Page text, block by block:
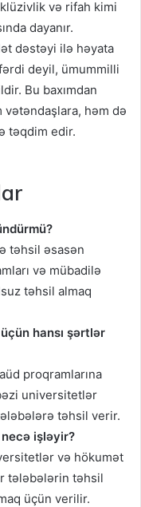
və rifah kimi
dayanır.
dəstəyi ilə həyata
deyil, ümummilli
Bu baxımdan
vətəndaşlara, həm də
təqdim edir.
təhsil əsasən
və mübadilə
təhsil almaq
hansı şərtlər
proqramlarına
universitetlər
təhsil verir.
işləyir?
və hökumət
tələbələrin təhsil
üçün verilir.